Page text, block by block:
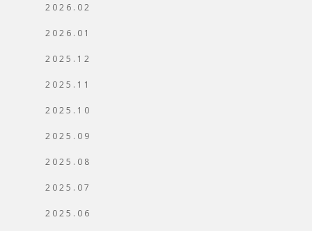
2026.02
2026.01
2025.12
2025.11
2025.10
2025.09
2025.08
2025.07
2025.06